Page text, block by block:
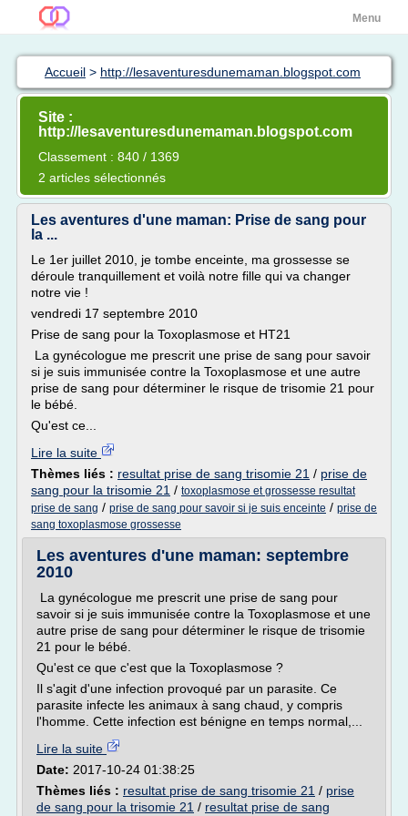
Menu
Accueil > http://lesaventuresdunemaman.blogspot.com
Site :
http://lesaventuresdunemaman.blogspot.com
Classement : 840 / 1369
2 articles sélectionnés
Les aventures d'une maman: Prise de sang pour
la ...
Le 1er juillet 2010, je tombe enceinte, ma grossesse se
déroule tranquillement et voilà notre fille qui va changer
notre vie !
vendredi 17 septembre 2010
Prise de sang pour la Toxoplasmose et HT21
La gynécologue me prescrit une prise de sang pour savoir
si je suis immunisée contre la Toxoplasmose et une autre
prise de sang pour déterminer le risque de trisomie 21 pour
le bébé.
Qu'est ce...
Lire la suite
Thèmes liés : resultat prise de sang trisomie 21 / prise de
sang pour la trisomie 21 / toxoplasmose et grossesse resultat
prise de sang / prise de sang pour savoir si je suis enceinte / prise de
sang toxoplasmose grossesse
Les aventures d'une maman: septembre
2010
La gynécologue me prescrit une prise de sang pour
savoir si je suis immunisée contre la Toxoplasmose et une
autre prise de sang pour déterminer le risque de trisomie
21 pour le bébé.
Qu'est ce que c'est que la Toxoplasmose ?
Il s'agit d'une infection provoqué par un parasite. Ce
parasite infecte les animaux à sang chaud, y compris
l'homme. Cette infection est bénigne en temps normal,...
Lire la suite
Date: 2017-10-24 01:38:25
Thèmes liés : resultat prise de sang trisomie 21 / prise
de sang pour la trisomie 21 / resultat prise de sang